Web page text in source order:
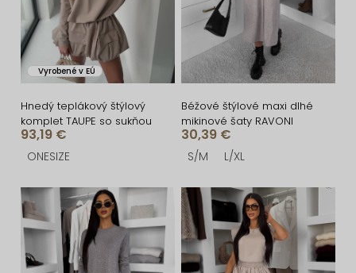
o
d
u
k
t
o
v
p
r
o
d
u
k
o
v
Vyrobené v EÚ
Hnedý teplákový štýlový
komplet TAUPE so sukňou
93,19 €
ONESIZE
Béžové štýlové maxi dlhé
mikinové šaty RAVONI
30,39 €
S/M L/XL